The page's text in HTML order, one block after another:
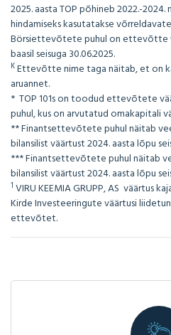
2025. aasta TOP põhineb 2022.-
hindamiseks kasutatakse
Börsiettevõtete puhul on ettevõtte
baasil seisuga 30.06.2025.
KEttevõtte nime taga näitab, et on
aruannet.
* TOP 101s on toodud ettevõtete
puhul, kus on arvutatud omakapitali
** Finantsettevõtete puhul näitab
bilansilist väärtust 2024. aasta lõpu
*** Finantsettevõtete puhul näitab
bilansilist väärtust 2024. aasta lõpu
1 VIRU KEEMIA GRUPP, AS väärtus
Kirde Investeeringute väärtusi
ettevõtet.